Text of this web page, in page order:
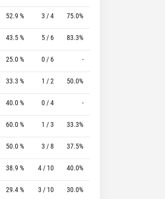
52.9 % 3 / 4 75.0%
43.5 % 5 / 6 83.3%
25.0 % 0 / 6 -
33.3 % 1 / 2 50.0%
40.0 % 0 / 4 -
60.0 % 1 / 3 33.3%
50.0 % 3 / 8 37.5%
38.9 % 4 / 10 40.0%
29.4 % 3 / 10 30.0%